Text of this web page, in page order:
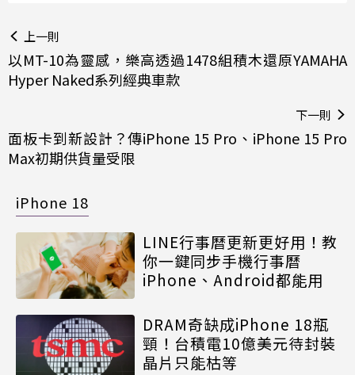
上一則
以MT-10為靈感，樂高透過1478組積木還原YAMAHA
Hyper Naked系列經典車款
下一則
面板卡到新設計？傳iPhone 15 Pro、iPhone 15 Pro
Max初期供貨量受限
iPhone 18
LINE行事曆更新更好用！教
你一鍵同步手機行事曆
iPhone、Android都能用
DRAM奇缺成iPhone 18瓶
頸！台積電10億美元待封裝
晶片只能枯等